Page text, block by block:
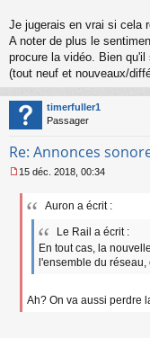
u
Je jugerais en vrai si cela
A noter de plus le
procure la vidéo. Bien
(tout neuf et nouveaux/
timerfuller1
Passager
Re: Annonces
e
15 déc. 2018, 00:34
Auron a écrit :
Le Rail a écrit :
En tout cas, la
l'ensemble du
Ah? On va aussi perdre